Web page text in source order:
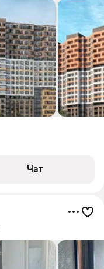
Чат